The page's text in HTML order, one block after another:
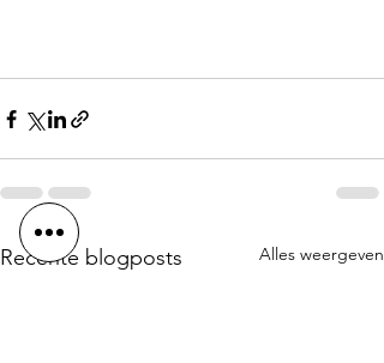
Recente blogposts Alles weergeven